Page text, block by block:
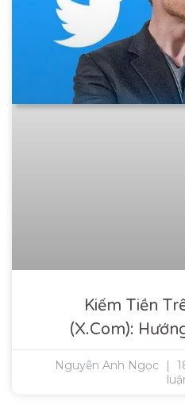
Kiếm Tiền
(X.com):
Nguyễn Anh Ngọc